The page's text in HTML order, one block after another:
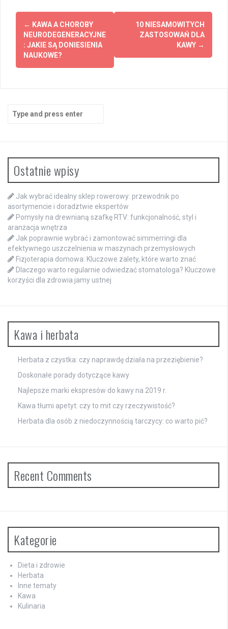
Post
navigation
← KAWA A CHOROBY
NEURODEGENERACYJNE
: JAKIE SĄ DONIESIENIA
NAUKOWE?
10 NIESAMOWITYCH
ZASTOSOWAŃ DLA
KAWY →
for:
Ostatnie wpisy
Jak wybrać idealny sklep rowerowy: przewodnik po
asortymencie i doradztwie ekspertów
Pomysły na drewnianą szafkę RTV: funkcjonalność, styl i
aranżacja wnętrza
Jak poprawnie wybrać i zamontować simmerringi dla
efektywnego uszczelnienia w maszynach przemysłowych
Fizjoterapia domowa: Kluczowe zalety, które warto znać
Dlaczego warto regularnie odwiedzać stomatologa? Kluczowe
korzyści dla zdrowia jamy ustnej
Kawa i herbata
Herbata z czystka: czy naprawdę działa na przeziębienie?
Doskonałe porady dotyczące kawy
Najlepsze marki ekspresów do kawy na 2019 r.
Kawa tłumi apetyt: czy to mit czy rzeczywistość?
Herbata dla osób z niedoczynnością tarczycy: co warto pić?
Recent Comments
Kategorie
Dieta i zdrowie
Herbata
Inne tematy
Kawa
Kulinaria